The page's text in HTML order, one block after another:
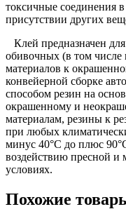
токсичные соединения
присутствии других
Клей предназначен
обивочных (в том
материалов к
конвейерной сборке
способом резин на
окрашенному и
материалам, резины к
при любых
минус 40°С до плюс
воздействию пресной и
условиях.
Похожие